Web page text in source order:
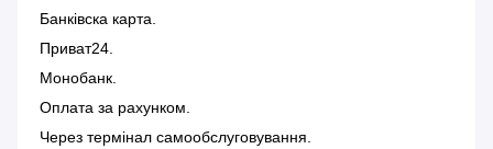
Банківска карта.
Приват24.
Монобанк.
Оплата за рахунком.
Через термінал самообслуговування.